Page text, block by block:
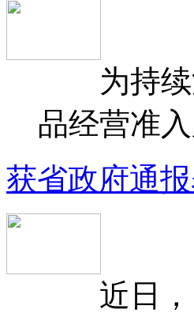
为持续
品经营准
获省政府通
近日，